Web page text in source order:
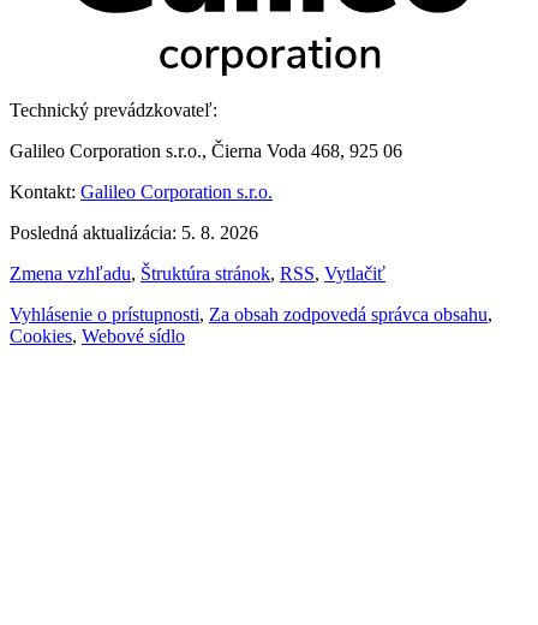
Technický prevádzkovateľ:
Galileo Corporation s.r.o., Čierna Voda 468, 925 06
Kontakt: Galileo Corporation s.r.o.
Posledná aktualizácia: 5. 8. 2026
Zmena vzhľadu, Štruktúra stránok, RSS, Vytlačiť
Vyhlásenie o prístupnosti, Za obsah zodpovedá správca obsahu,
Cookies, Webové sídlo